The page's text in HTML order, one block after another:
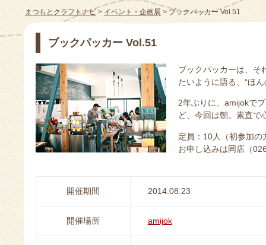
まつもとクラフトナビ>イベント・企画展> ブックパッカー Vol.51
ブックパッカー Vol.51
ブックパッカーは、そ
たいように語る、“ほ
2年ぶりに、amijokで
ど、今回は朝。素直で
定員：10人（初参加
お申し込みは同店（
開催期間 2014.08.23
開催場所 amijok